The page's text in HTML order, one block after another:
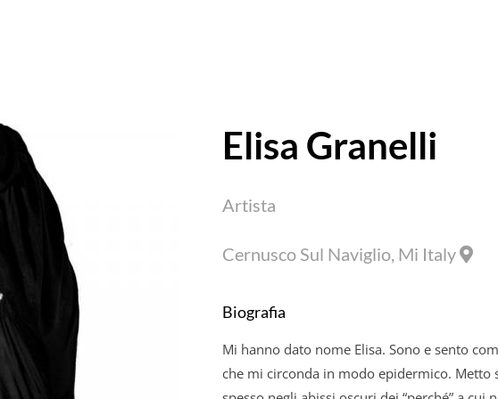
Elisa Granelli
Artista
Cernusco Sul Naviglio, Mi Italy
Biografia
Mi hanno dato nome Elisa. Sono e sento
che mi circonda in modo epidermico.